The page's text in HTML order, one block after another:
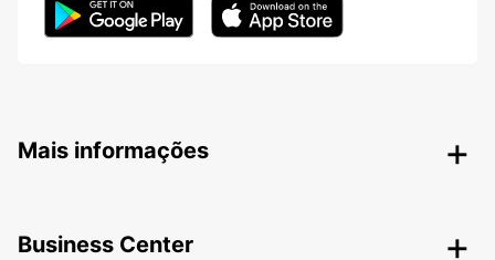
Mais informações
Business Center